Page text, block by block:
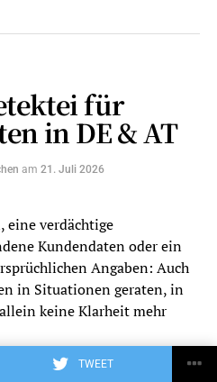
TWEET
für
in DE & AT
am 21. Juli 2026
verdächtige
Kundendaten oder ein
Angaben: Auch
in Situationen geraten, in
keine Klarheit mehr
dann bei Recherchen,